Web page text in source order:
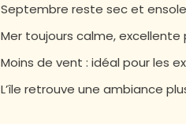
Septembre reste sec et
Mer toujours calme,
Moins de vent : idéal pour les
L’île retrouve une ambiance